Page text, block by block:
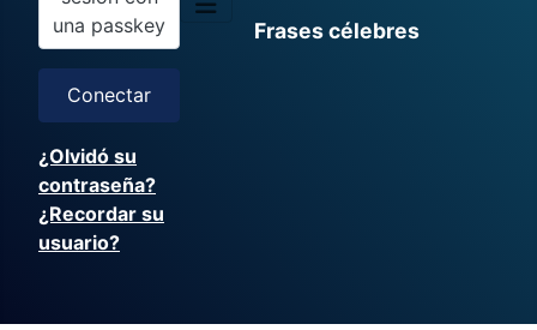
una passkey
Conectar
¿Olvidó su
contraseña?
¿Recordar su
usuario?
Frases célebres